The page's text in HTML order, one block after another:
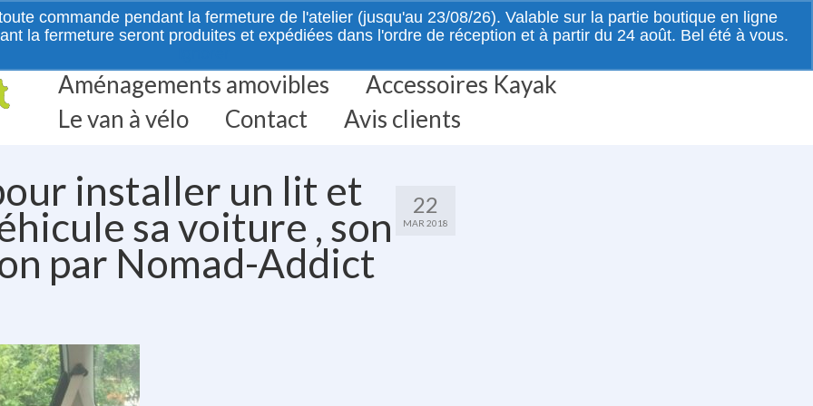
commande pendant la fermeture de l'atelier (jusqu'au 23/08/26). Valable sur la partie boutique en ligne
la fermeture seront produites et expédiées dans l'ordre de réception et à partir du 24 août. Bel été à vous.
Rechercher
:
Aménagements amovibles
Accessoires Kayak
Le van à vélo
Contact Avis clients
22
MAR 2018
installer un lit et
sa voiture , son
par Nomad-Addict